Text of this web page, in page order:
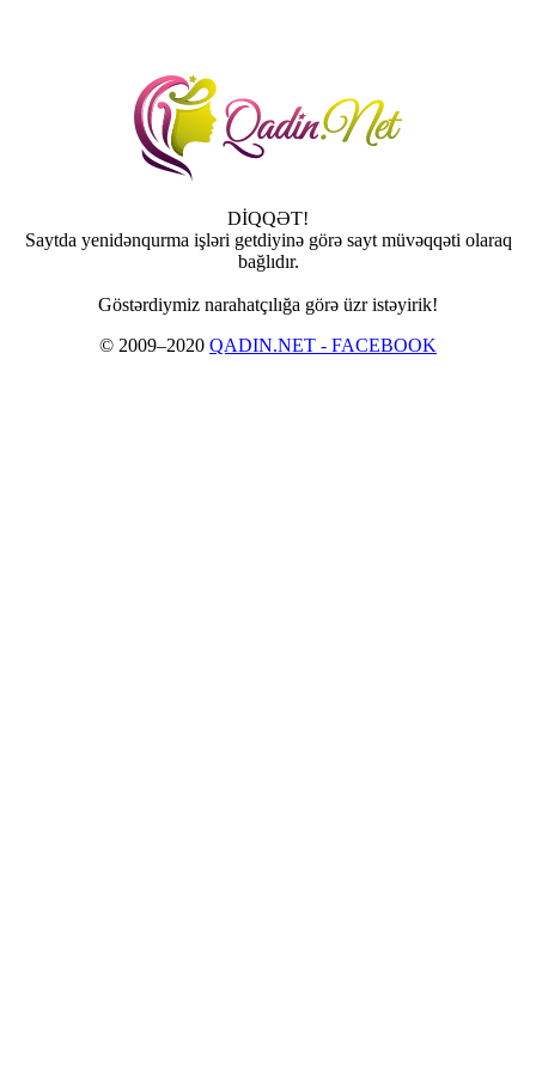
DİQQƏT!
Saytda yenidənqurma işləri getdiyinə görə sayt müvəqqəti olaraq
bağlıdır.
Göstərdiymiz narahatçılığa görə üzr istəyirik!
© 2009–2020 QADIN.NET - FACEBOOK